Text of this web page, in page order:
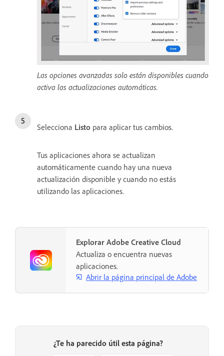
Las opciones avanzadas solo están disponibles cuando
activa las actualizaciones automáticas.
Selecciona Listo para aplicar tus cambios.
Tus aplicaciones ahora se actualizan
automáticamente cuando hay una nueva
actualización disponible y cuando no estás
utilizando las aplicaciones.
Explorar Adobe Creative Cloud
Actualiza o encuentra nuevas
aplicaciones.
Abrir la página principal de Adobe
¿Te ha parecido útil esta página?